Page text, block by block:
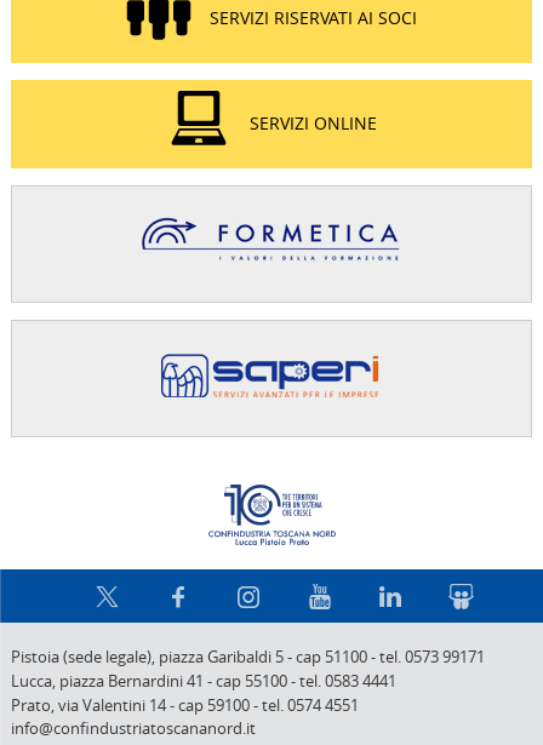
SERVIZI RISERVATI AI SOCI
SERVIZI ONLINE
Pistoia (sede legale), piazza Garibaldi 5-cap 51100-tel. 0573 99171
Lucca, piazza Bernardini 41 -cap 55100-tel. 0583 4441
Prato,via Valentini 14-cap 59100-tel. 0574 4551
info@confindustriatoscananord.it